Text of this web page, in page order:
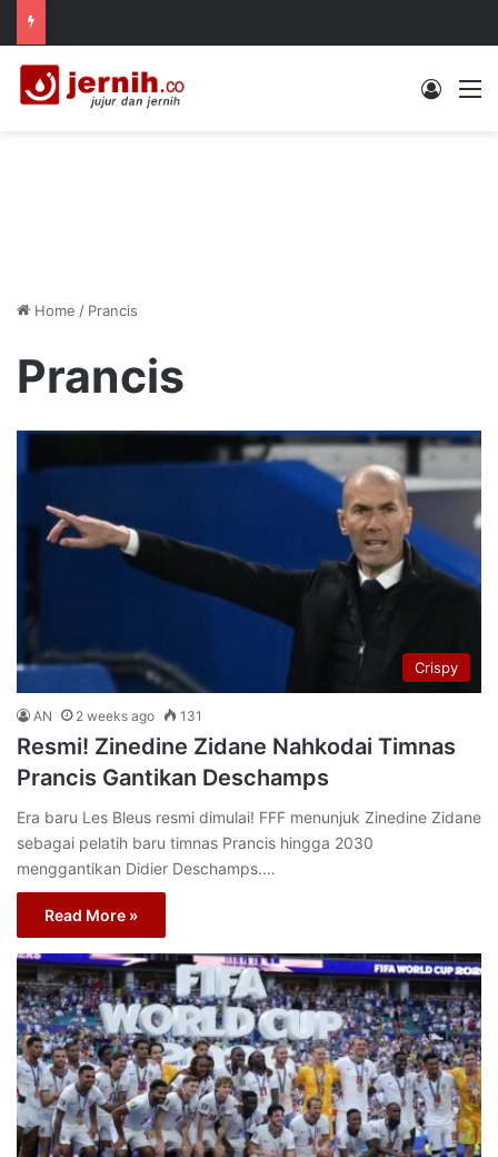
Log In
Home / Prancis
Prancis
Crispy
AN 2 weeks ago 131
Resmi! Zinedine Zidane Nahkodai Timnas
Prancis Gantikan Deschamps
Era baru Les Bleus resmi dimulai! FFF menunjuk Zinedine Zidane
sebagai pelatih baru timnas Prancis hingga 2030
menggantikan Didier Deschamps.…
Read More »